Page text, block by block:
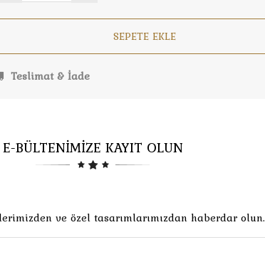
SEPETE EKLE
Teslimat & İade
E-BÜLTENİMİZE KAYIT OLUN
ve özel tasarımlarımızdan haberdar olun.